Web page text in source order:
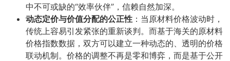
中不可或缺的“效率伙伴”，信赖自然加深。
动态定价与价值分配的公正性 ​：当原材料价格波动时，
传统上容易引发紧张的重新谈判。而基于海关的原材料
价格指数数据，双方可以建立一种动态的、透明的价格
联动机制。价格的调整不再是零和博弈，而是基于公开